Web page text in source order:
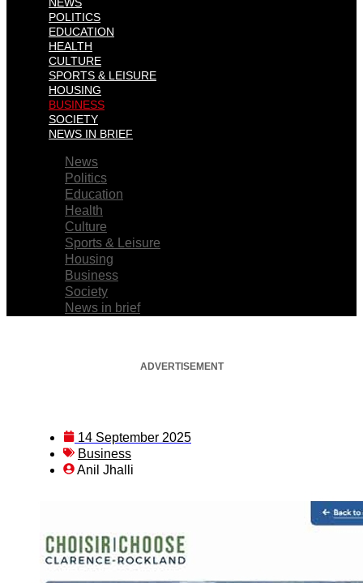
NEWS
POLITICS
EDUCATION
HEALTH
CULTURE
SPORTS & LEISURE
HOUSING
BUSINESS
SOCIETY
NEWS IN BRIEF
News
Politics
Education
Health
Culture
Sports & Leisure
Housing
Business
Society
News in brief
ADVERTISEMENT
14 September 2025
Business
Anil Jhalli